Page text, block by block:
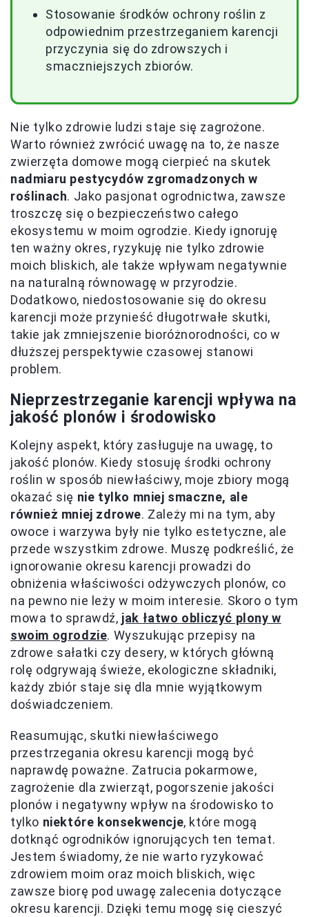
Stosowanie środków ochrony roślin z
odpowiednim przestrzeganiem karencji
przyczynia się do zdrowszych i
smaczniejszych zbiorów.
Nie tylko zdrowie ludzi staje się zagrożone.
Warto również zwrócić uwagę na to, że nasze
zwierzęta domowe mogą cierpieć na skutek
nadmiaru pestycydów zgromadzonych w
roślinach. Jako pasjonat ogrodnictwa, zawsze
troszczę się o bezpieczeństwo całego
ekosystemu w moim ogrodzie. Kiedy ignoruję
ten ważny okres, ryzykuję nie tylko zdrowie
moich bliskich, ale także wpływam negatywnie
na naturalną równowagę w przyrodzie.
Dodatkowo, niedostosowanie się do okresu
karencji może przynieść długotrwałe skutki,
takie jak zmniejszenie bioróżnorodności, co w
dłuższej perspektywie czasowej stanowi
problem.
Nieprzestrzeganie karencji wpływa na
jakość plonów i środowisko
Kolejny aspekt, który zasługuje na uwagę, to
jakość plonów. Kiedy stosuję środki ochrony
roślin w sposób niewłaściwy, moje zbiory mogą
okazać się nie tylko mniej smaczne, ale
również mniej zdrowe. Zależy mi na tym, aby
owoce i warzywa były nie tylko estetyczne, ale
przede wszystkim zdrowe. Muszę podkreślić, że
ignorowanie okresu karencji prowadzi do
obniżenia właściwości odżywczych plonów, co
na pewno nie leży w moim interesie. Skoro o tym
mowa to sprawdź, jak łatwo obliczyć plony w
swoim ogrodzie. Wyszukując przepisy na
zdrowe sałatki czy desery, w których główną
rolę odgrywają świeże, ekologiczne składniki,
każdy zbiór staje się dla mnie wyjątkowym
doświadczeniem.
Reasumując, skutki niewłaściwego
przestrzegania okresu karencji mogą być
naprawdę poważne. Zatrucia pokarmowe,
zagrożenie dla zwierząt, pogorszenie jakości
plonów i negatywny wpływ na środowisko to
tylko niektóre konsekwencje, które mogą
dotknąć ogrodników ignorujących ten temat.
Jestem świadomy, że nie warto ryzykować
zdrowiem moim oraz moich bliskich, więc
zawsze biorę pod uwagę zalecenia dotyczące
okresu karencji. Dzięki temu mogę się cieszyć